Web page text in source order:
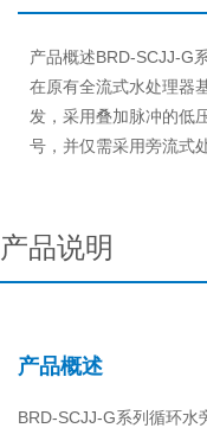
产品概述BRD-SCJJ-G
在原有全流式水处理器
发，采用叠加脉冲的低
号，并仅需采用旁流式
产品说明
产品概述
BRD-SCJJ-G系列循环水